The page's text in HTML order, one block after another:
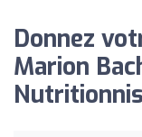
Donnez
Marion